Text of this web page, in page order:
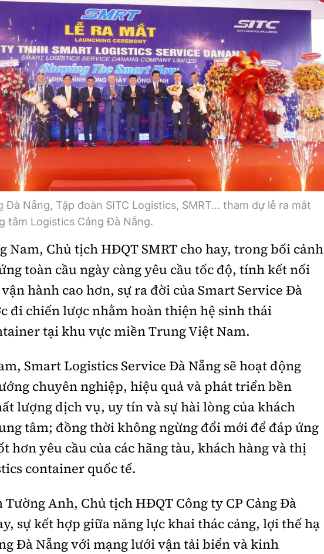
Showbiz
ảnh
nhạc
Bình luận
Hậu trường sao
360 độ thể thao
Sản phẩm mới
Tư vấn
++
lịch
phá
Lối sống
Ẩm thực
Video
Thời sự
Khám phá
Camera giao thông
Câu chuyện giao thông
Lăng kính xây dựng
Đà Nẵng, Tập đoàn SITC Logistics, SMRT... tham dự lễ ra mắt
tâm Logistics Cảng Đà Nẵng.
Nam, Chủ tịch HĐQT SMRT cho hay, trong bối cảnh
toàn cầu ngày càng yêu cầu tốc độ, tính kết nối
hành cao hơn, sự ra đời của Smart Service Đà
đi chiến lược nhằm hoàn thiện hệ sinh thái
tại khu vực miền Trung Việt Nam.
Smart Logistics Service Đà Nẵng sẽ hoạt động
chuyên nghiệp, hiệu quả và phát triển bền
lượng dịch vụ, uy tín và sự hài lòng của khách
tâm; đồng thời không ngừng đổi mới để đáp ứng
hơn yêu cầu của các hãng tàu, khách hàng và thị
container quốc tế.
Tường Anh, Chủ tịch HĐQT Công ty CP Cảng Đà
sự kết hợp giữa năng lực khai thác cảng, lợi thế hạ
Đà Nẵng với mạng lưới vận tải biển và kinh